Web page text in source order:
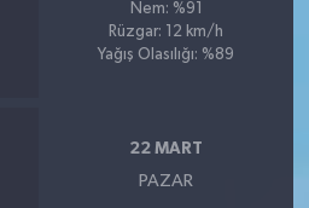
Nem: %91
Rüzgar: 12 km/h
Yağış Olasılığı: %89
22 MART
PAZAR